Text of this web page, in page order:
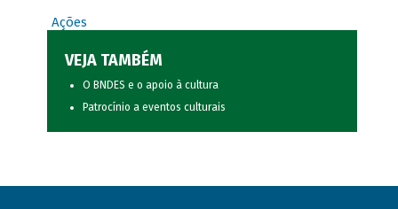
Ações
VEJA TAMBÉM
O BNDES e o apoio à cultura
Patrocínio a eventos culturais